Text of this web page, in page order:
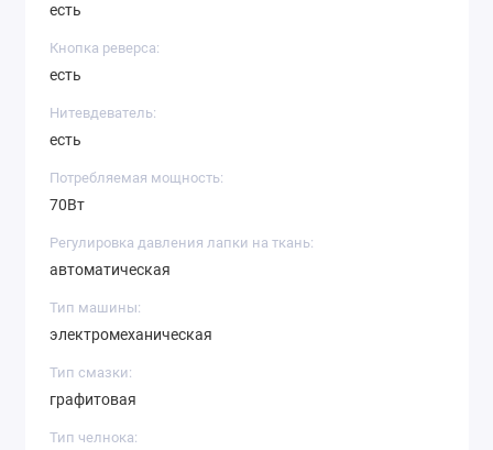
есть
Кнопка реверса:
есть
Нитевдеватель:
есть
Потребляемая мощность:
70Вт
Регулировка давления лапки на ткань:
автоматическая
Тип машины:
электромеханическая
Тип смазки:
графитовая
Тип челнока: